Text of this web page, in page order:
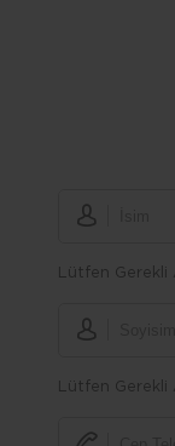
Lütfen Gerekli
Lütfen Gerekli